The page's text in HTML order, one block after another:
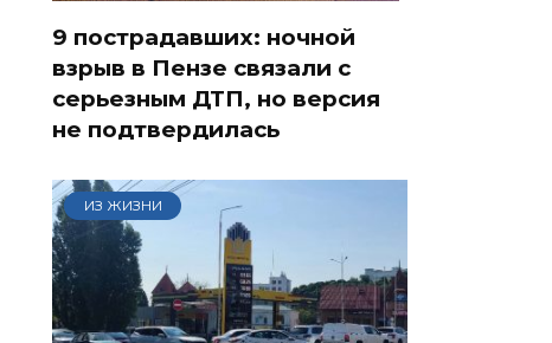
9 пострадавших: ночной
взрыв в Пензе связали с
серьезным ДТП, но версия
не подтвердилась
ИЗ ЖИЗНИ